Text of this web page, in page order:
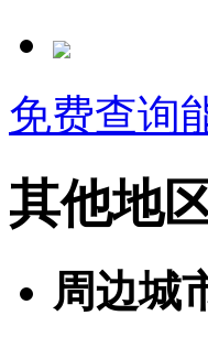
免费查询
其他地
周边城